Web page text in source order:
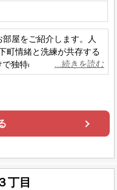
屋をご紹介します。人
町情緒と洗練が共存する
独特の温かみを感じら
丁目